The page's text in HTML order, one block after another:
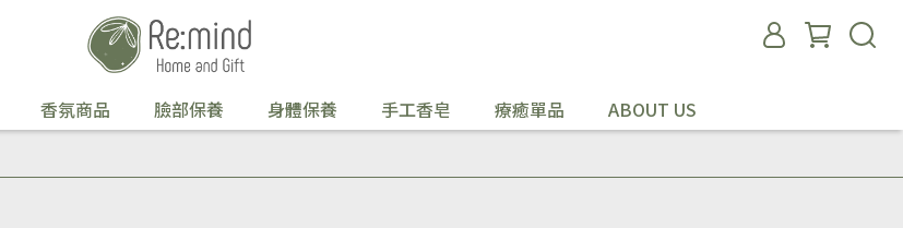
香氛商品 臉部保養 身體保養 手工香皂 療癒單品 ABOUT US